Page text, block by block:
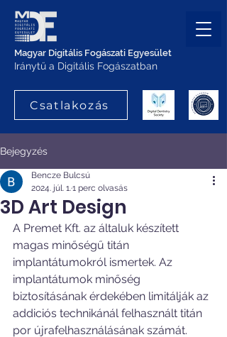
Magyar Digitális Fogászati Egyesület
Iránytű a Digitális Fogászatban
Csatlakozás
Bejegyzés
3D Art Design
Bencze Bulcsú
2024. júl. 1.1 perc olvasás
A Premet Kft. az általuk készített
magas minőségű titán
implantátumokról ismertek. Az
implantátumok minőség
biztosításának érdekében limitálják az
addiciós technikánál felhasznált titán
por újrafelhasználásának számát.